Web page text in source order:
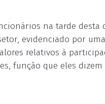
na tarde
evidenciado por
relativos à
função que eles